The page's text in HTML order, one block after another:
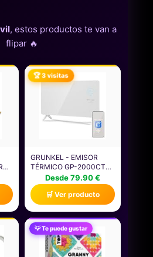
, estos productos te van a
flipar 🔥
🏆 3 visitas
GRUNKEL - EMISOR
TÉRMICO GP-2000CT
2000W | PANEL DIGITAL
CON WI-FI | 3 NIVELES
DE POTENCIA |
PROGRAMACIÓN 24H |
TERMOSTATO
REGULABLE | APP
MÓVIL | PANEL DE
CRISTAL | BLOQUEO
INFANTIL
Desde 79.90 €
🛒 Ver producto
💡 Te puede gustar